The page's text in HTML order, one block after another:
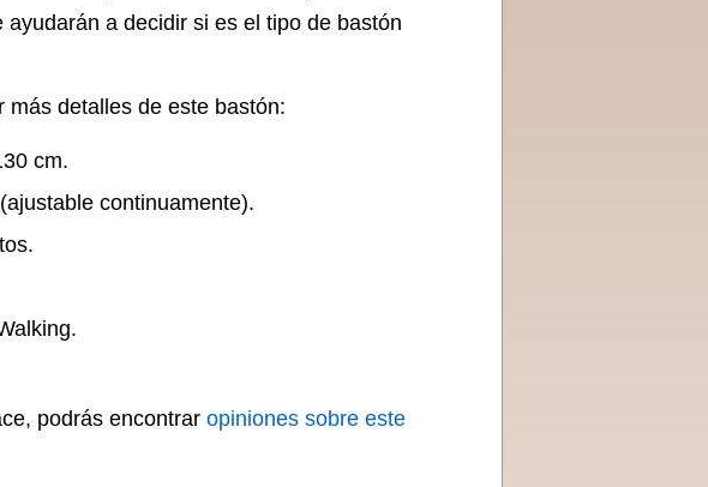
a decidir si es el tipo de bastón
más detalles de este bastón:
cm.
continuamente).
podrás encontrar opiniones sobre este